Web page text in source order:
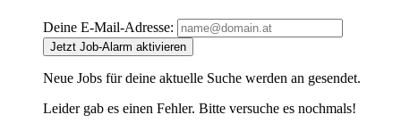
Deine E-Mail-Adresse:
Jetzt Job-Alarm aktivieren
Neue Jobs für deine aktuelle Suche werden an gesendet.
Leider gab es einen Fehler. Bitte versuche es nochmals!